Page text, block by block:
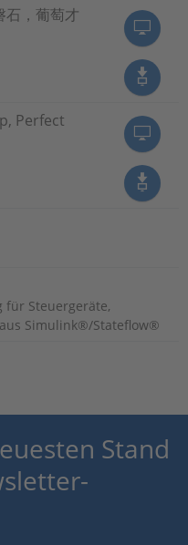
石，葡萄才
Perfect
für Steuergeräte,
Simulink®/Stateflow®
Stand